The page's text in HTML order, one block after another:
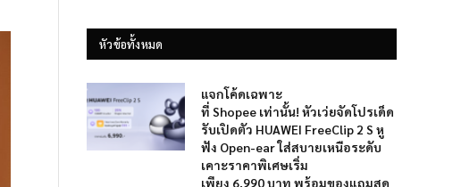
หัวข้อทั้งหมด
แจกโค้ดเฉพาะ
ที่ Shopee เท่านั้น! หัวเว่ยจัดโปรเด็ด
รับเปิดตัว HUAWEI FreeClip 2 S หู
ฟัง Open-ear ใส่สบายเหนือระดับ
เคาะราคาพิเศษเริ่ม
เพียง 6,990 บาท พร้อมของแถมสุด